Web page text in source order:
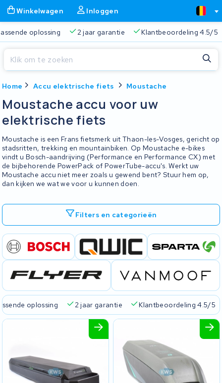
Winkelwagen Inloggen
oplossing 2 jaar garantie Klantbeoordeling 4.5/5
Home Accu elektrische fiets Moustache
Moustache accu voor uw
elektrische fiets
Moustache is een Frans fietsmerk uit Thaon-les-Vosges, gericht op
stadsritten, trekking en mountainbiken. Op Moustache e-bikes
vindt u Bosch-aandrijving (Performance en Performance CX) met
de bijbehorende PowerPack of PowerTube-accu's. Werkt uw
Moustache accu niet meer zoals u gewend bent? Stuur hem op,
dan kijken we wat we voor u kunnen doen.
Filters en categorieën
oplossing 2 jaar garantie Klantbeoordeling 4.5/5
Je winkelwagen is leeg.
Gratis verzending Altijd een passende oplossing 2
Sluiten
Begin te typen in de zoekbalk om te zoeken